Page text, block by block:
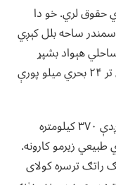
حقوق لري. خو دا
ساحه بلل کېږي
کېږي. په دې سیمه کې ساحلي هېواد بشپړ
حاکمیت لري .او دا برخه د هغه هېواد د ملي قلمرو برخه ګڼل کېږي. له دې وروسته نښلیدونکې سیمه راځي چې تر ۲۴ بحري میلو پورې
تر دې وروسته ځانګړې اقتصادي سیمه ده چې تر ۲۰۰ بحري میلو پورې غځېږي. دا واټن د کیلومتر په حساب نږدې ۳۷۰ کیلومتره
زیرمو کارونه.
راتګ ترسره کولای